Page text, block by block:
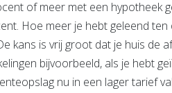
of meer met een hypotheek
Hoe meer je hebt geleend
kans is vrij groot dat je huis de
bijvoorbeeld, als je hebt
nu in een lager tarief